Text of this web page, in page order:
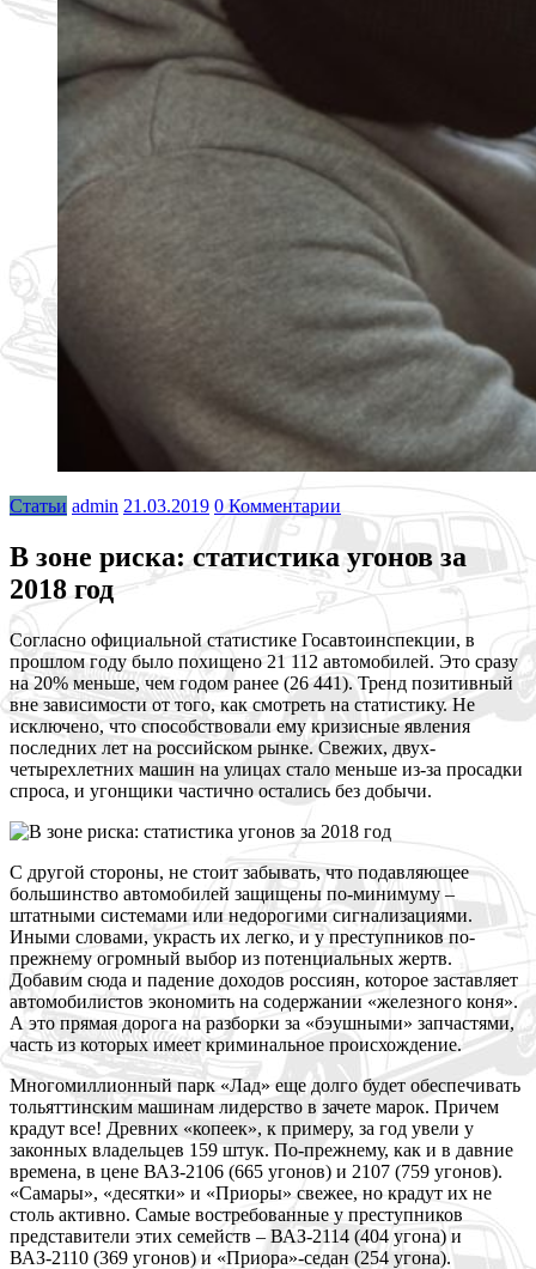
Статьи admin 21.03.2019 0 Комментарии
В зоне риска: статистика угонов за
2018 год
Согласно официальной статистике Госавтоинспекции, в
прошлом году было похищено 21 112 автомобилей. Это сразу
на 20% меньше, чем годом ранее (26 441). Тренд позитивный
вне зависимости от того, как смотреть на статистику. Не
исключено, что способствовали ему кризисные явления
последних лет на российском рынке. Свежих, двух-
четырехлетних машин на улицах стало меньше из-за просадки
спроса, и угонщики частично остались без добычи.
С другой стороны, не стоит забывать, что подавляющее
большинство автомобилей защищены по-минимуму –
штатными системами или недорогими сигнализациями.
Иными словами, украсть их легко, и у преступников по-
прежнему огромный выбор из потенциальных жертв.
Добавим сюда и падение доходов россиян, которое заставляет
автомобилистов экономить на содержании «железного коня».
А это прямая дорога на разборки за «бэушными» запчастями,
часть из которых имеет криминальное происхождение.
Многомиллионный парк «Лад» еще долго будет обеспечивать
тольяттинским машинам лидерство в зачете марок. Причем
крадут все! Древних «копеек», к примеру, за год увели у
законных владельцев 159 штук. По-прежнему, как и в давние
времена, в цене ВАЗ-2106 (665 угонов) и 2107 (759 угонов).
«Самары», «десятки» и «Приоры» свежее, но крадут их не
столь активно. Самые востребованные у преступников
представители этих семейств – ВАЗ-2114 (404 угона) и
ВАЗ-2110 (369 угонов) и «Приора»-седан (254 угона).